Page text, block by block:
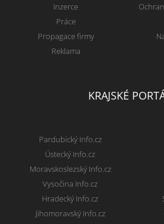
Inzerce
Práce
Propagace firmy
Reklama
KRAJSKÉ
Pardubický Info.cz
Ústecký Info.cz
Moravskoslezský Info.cz
Vysočina Info.cz
Hradecký Info.cz
Jihomoravský Info.cz